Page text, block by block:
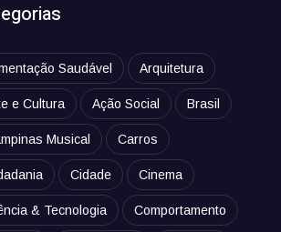
Saudável Arquitetura
e Cultura Ação Social Brasil
Musical Carros
Cidade Cinema
& Tecnologia Comportamento